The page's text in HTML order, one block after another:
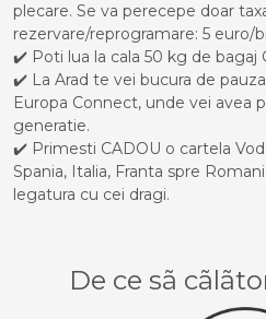
plecare. Se va perecepe doar
rezervare/reprogramare: 5 euro/
✔️ Poti lua la cala 50 kg de bagaj
✔️ La Arad te vei bucura de
Europa Connect, unde vei avea
generatie.
✔️ Primesti CADOU o cartela
Spania, Italia, Franta spre
legatura cu cei dragi.
De ce sã